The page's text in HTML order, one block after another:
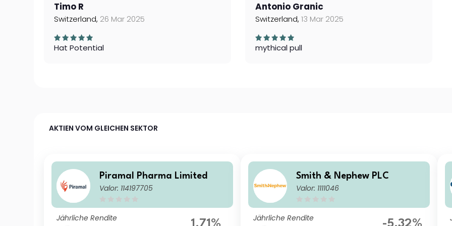
Timo R
Switzerland, 26 Mar 2025
Hat Potential
Antonio Granic
Switzerland,13 Mar 2025
mythical pull
AKTIEN VOM GLEICHEN SEKTOR
Piramal Pharma Limited
Valor: 114197705
Jährliche Rendite
Smith & Nephew PLC
Valor: 1111046
Jährliche Rendite